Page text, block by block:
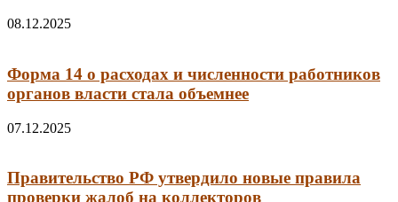
08.12.2025
Форма 14 о расходах и численности работников
органов власти стала объемнее
07.12.2025
Правительство РФ утвердило новые правила
проверки жалоб на коллекторов